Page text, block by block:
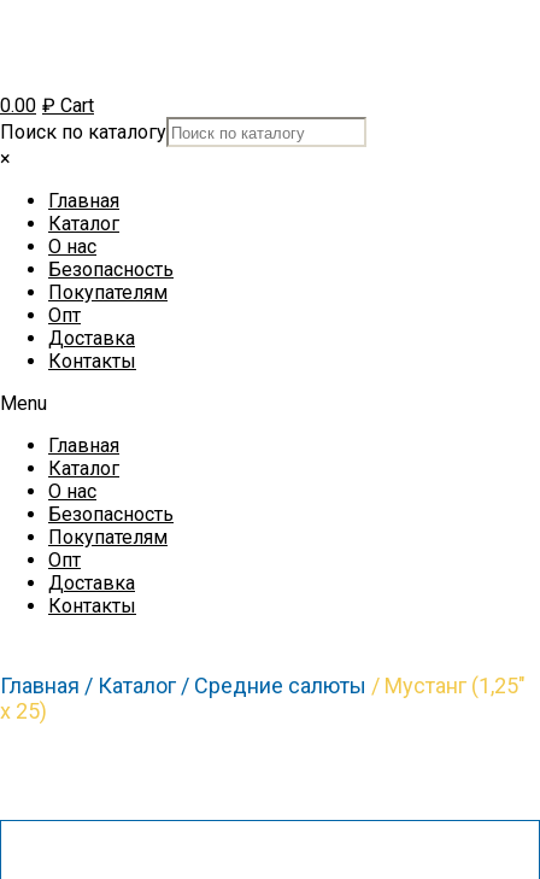
0.00 ₽ Cart
Поиск по каталогу
×
Главная
Каталог
О нас
Безопасность
Покупателям
Опт
Доставка
Контакты
Menu
Главная
Каталог
О нас
Безопасность
Покупателям
Опт
Доставка
Контакты
Главная / Каталог / Средние салюты / Мустанг (1,25″
х 25)